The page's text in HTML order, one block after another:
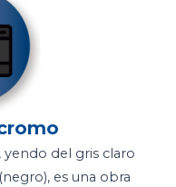
del gris claro
es una obra